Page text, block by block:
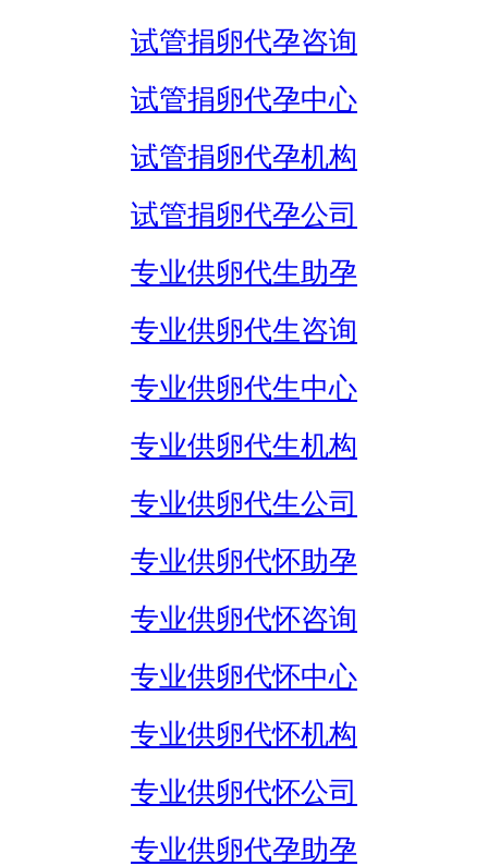
试管捐卵代孕咨询
试管捐卵代孕中心
试管捐卵代孕机构
试管捐卵代孕公司
专业供卵代生助孕
专业供卵代生咨询
专业供卵代生中心
专业供卵代生机构
专业供卵代生公司
专业供卵代怀助孕
专业供卵代怀咨询
专业供卵代怀中心
专业供卵代怀机构
专业供卵代怀公司
专业供卵代孕助孕